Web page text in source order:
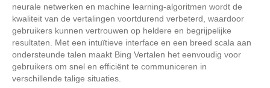
neurale netwerken en machine learning-algoritmen wordt de
kwaliteit van de vertalingen voortdurend verbeterd, waardoor
gebruikers kunnen vertrouwen op heldere en begrijpelijke
resultaten. Met een intuïtieve interface en een breed scala aan
ondersteunde talen maakt Bing Vertalen het eenvoudig voor
gebruikers om snel en efficiënt te communiceren in
verschillende talige situaties.